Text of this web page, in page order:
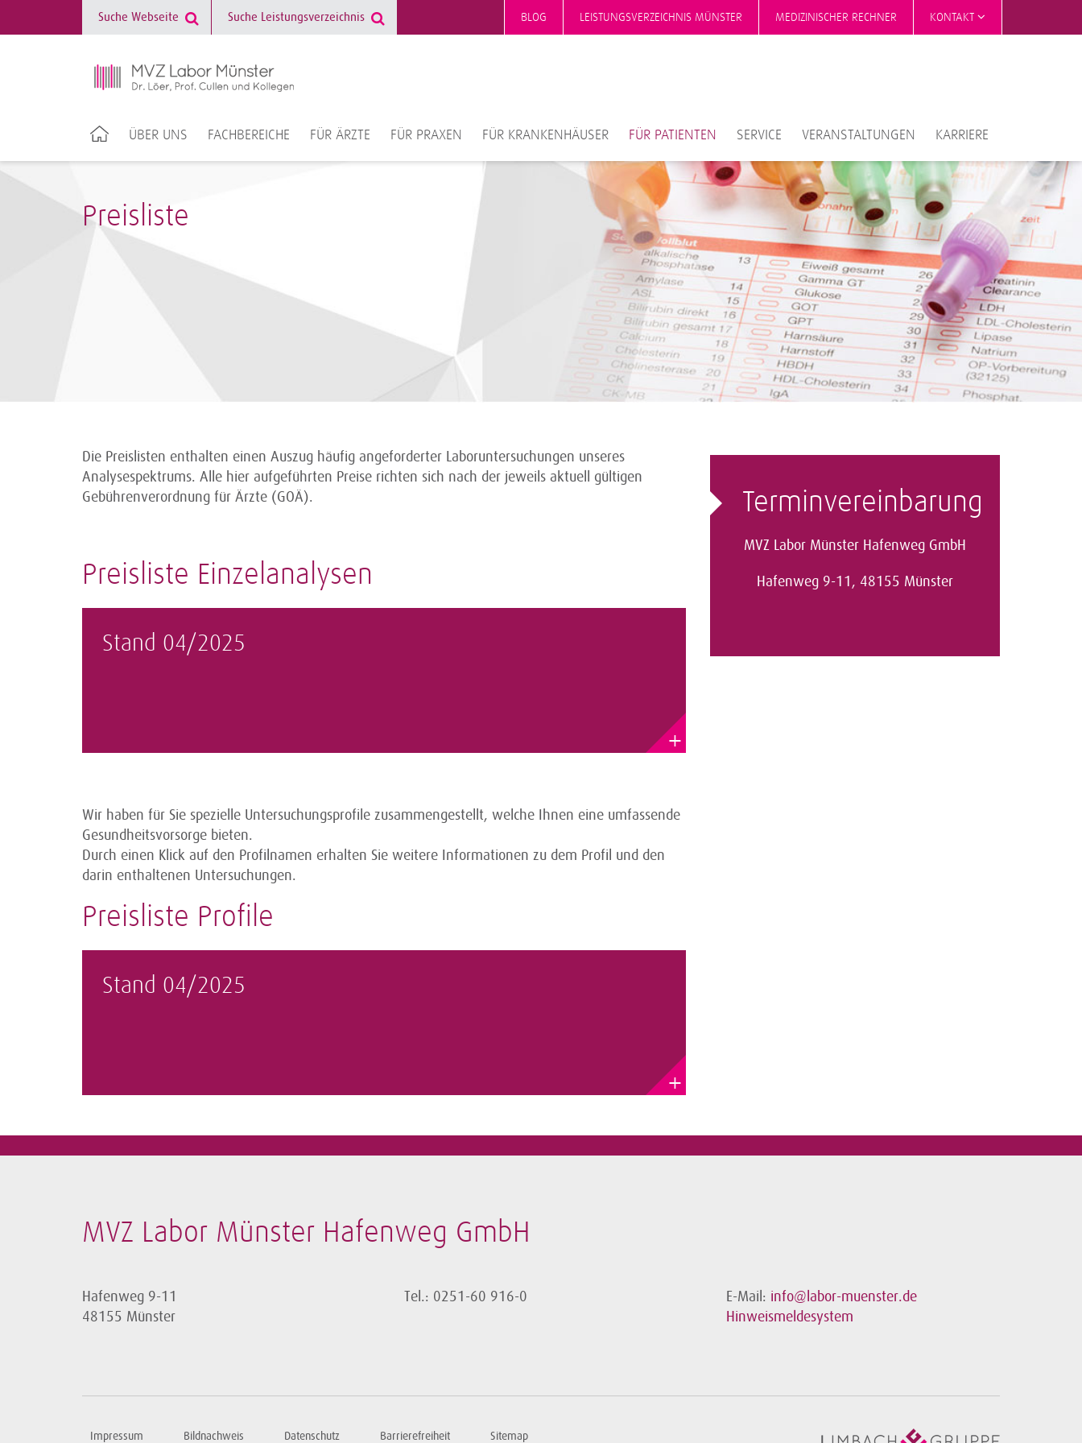
BLOG LEISTUNGSVERZEICHNIS MÜNSTER MEDIZINISCHER RECHNER KONTAKT
ÜBER UNS FACHBEREICHE FÜR ÄRZTE FÜR PRAXEN FÜR KRANKENHÄUSER FÜR PATIENTEN SERVICE VERANSTALTUNGEN KARRIERE
Preisliste
Die Preislisten enthalten einen Auszug häufig angeforderter Laboruntersuchungen unseres
Analysespektrums. Alle hier aufgeführten Preise richten sich nach der jeweils aktuell gültigen
Gebührenverordnung für Ärzte (GOÄ).
Preisliste Einzelanalysen
Stand 04/2025
+
Wir haben für Sie spezielle Untersuchungsprofile zusammengestellt, welche Ihnen eine umfassende
Gesundheitsvorsorge bieten.
Durch einen Klick auf den Profilnamen erhalten Sie weitere Informationen zu dem Profil und den
darin enthaltenen Untersuchungen.
Preisliste Profile
Stand 04/2025
+
Terminvereinbarung
MVZ Labor Münster Hafenweg GmbH
Hafenweg 9-11, 48155 Münster
MVZ Labor Münster Hafenweg GmbH
Hafenweg 9-11
48155 Münster
Tel.: 0251-60 916-0 E-Mail: info@labor-muenster.de
Hinweismeldesystem
Impressum Bildnachweis Datenschutz Barrierefreiheit Sitemap